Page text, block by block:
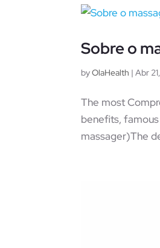
Sobre o
byOlaHealth |Abr
The most
benefits,
massager)The